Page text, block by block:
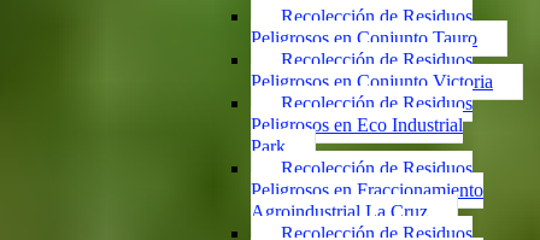
Recolección de Residuos
Peligrosos en Conjunto Tauro
Recolección de Residuos
Peligrosos en Conjunto Victoria
Recolección de Residuos
Peligrosos en Eco Industrial
Park
Recolección de Residuos
Peligrosos en Fraccionamiento
Agroindustrial La Cruz
Recolección de Residuos